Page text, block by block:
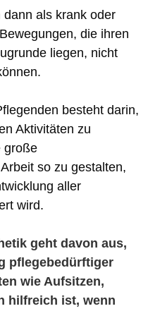
als krank oder
die ihren
liegen, nicht
besteht darin,
Aktivitäten zu
große
so zu gestalten,
aller
wird.
geht davon aus,
pflegebedürftiger
wie Aufsitzen,
hilfreich ist, wenn